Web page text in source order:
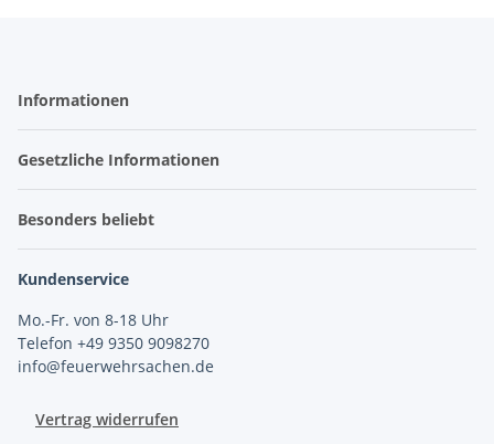
Informationen
Gesetzliche Informationen
Besonders beliebt
Kundenservice
Mo.-Fr. von 8-18 Uhr
Telefon +49 9350 9098270
info@feuerwehrsachen.de
Vertrag widerrufen